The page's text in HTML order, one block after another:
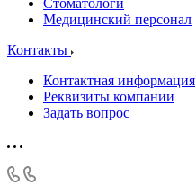
Стоматологи
Медицинский персонал
Контакты
Контактная информация
Реквизиты компании
Задать вопрос